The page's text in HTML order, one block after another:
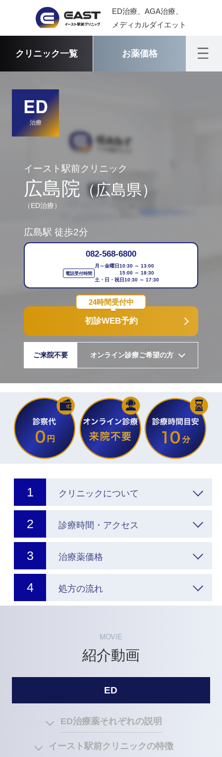
ED治療、AGA治療、
メディカルダイエット
クリニック一覧 お薬価格
ED
治療
イースト駅前クリニック
広島院 （広島県）
（ED治療）
広島駅 徒歩2分
082-568-6800
電話受付時間
月～金曜日10:30 ～ 13:00
15:00 ～ 18:30
土・日・祝日10:30 ～ 17:30
24時間受付中
初診WEB予約
ご来院不要 オンライン診療ご希望の方
クリニックについて
診療時間・アクセス
治療薬価格
処方の流れ
MOVIE
紹介動画
ED
ED治療薬それぞれの説明
イースト駅前クリニックの特徴